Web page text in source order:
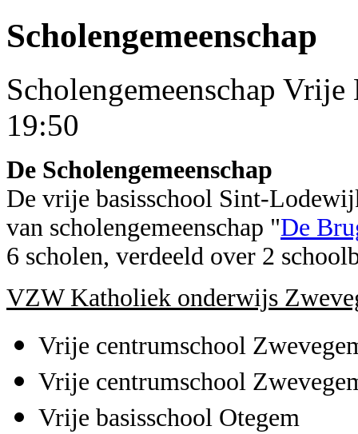
Scholengemeenschap
Scholengemeenschap Vrije
19:50
De Scholengemeenschap
De vrije basisschool Sint-
van scholengemeenschap "De
6 scholen, verdeeld over 2
VZW Katholiek onderwijs
Vrije centrumschool
Vrije centrumschool
Vrije basisschool Otegem